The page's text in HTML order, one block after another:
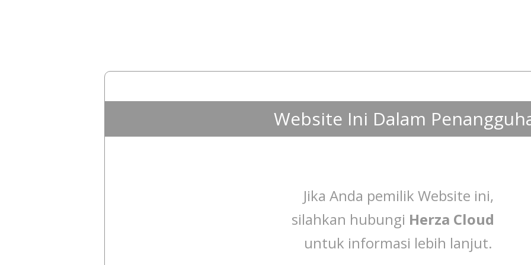
Website Ini Dalam
Jika Anda pemilik Website ini,
silahkan hubungi Herza Cloud
untuk informasi lebih lanjut.